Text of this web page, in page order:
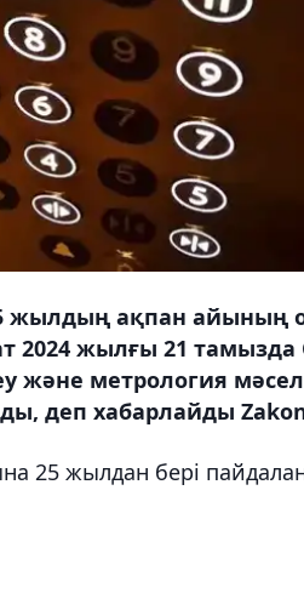
жылдың ақпан айының
2024 жылғы 21 тамызда
және метрология
деп хабарлайды
25 жылдан бері